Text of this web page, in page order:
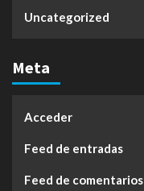
Uncategorized
Meta
Acceder
Feed de entradas
Feed de comentarios